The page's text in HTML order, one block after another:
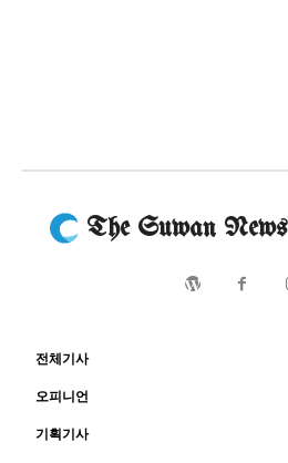
The Suwan News
전체기사
오피니언
기획기사